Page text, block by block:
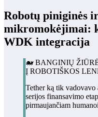
Robotų piniginės
mikromokėjimai:
WDK integracija
🐋 BANGINIŲ
Į ROBOTIŠKOS
Tether ką tik
serijos finansavimo
pirmaujančiam